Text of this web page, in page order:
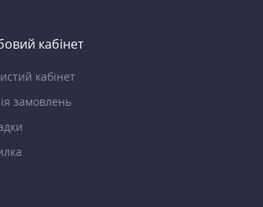
кабінет
кабінет
замовлень